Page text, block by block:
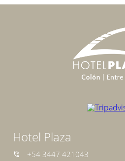
Hotel Plaza
+54 3447 421043